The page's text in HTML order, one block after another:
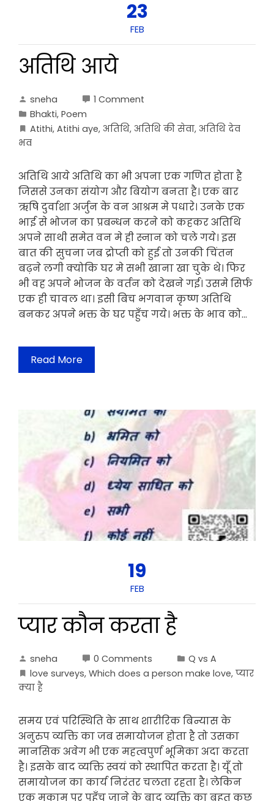
23
FEB
अतिथि आये
sneha
1 Comment
Bhakti, Poem
Atithi, Atithi aye, अतिथि, अतिथि की सेवा, अतिथि देव
भव
अतिथि आये अतिथि का भी अपना एक गणित होता है
जिससे उनका संयोग और बियोग बनता है। एक बार
ऋषि दुर्वाशा अर्जुन के वन आश्रम मे पधारे। उनके एक
भाई से भोजन का प्रबन्धन करने को कहकर अतिथि
अपने साथी समेत वन मे ही स्नान को चले गये। इस
बात की सुचना जब द्रोप्ती को हुई तो उनकी चिंतन
बढ़ने लगी क्योकि घर मे सभी खाना खा चुके थे। फिर
भी वह अपने भोजन के वर्तन को देखने गई। उसमे सिर्फ
एक ही चावल था। इसी बिच भगवान कृष्ण अतिथि
बनकर अपने भक्त के घर पहुँच गये। भक्त के भाव को…
Read More
19
FEB
प्यार कौन करता है
sneha 0 Comments
Q vs A
love surveys, Which does a person make love, प्यार
क्या है
समय एवं परिस्थिति के साथ शारीरिक बिन्यास के
अनुरुप व्यक्ति का जब समायोजन होता है तो उसका
मानसिक अवेग भी एक महत्वपुर्ण भूमिका अदा करता
है। इसके बाद व्यक्ति स्वयं को स्थापित करता है। यूँ तो
समायोजन का कार्य निरंतर चलता रहता है। लेकिन
एक मुकाम पर पहुँच जाने के बाद व्यक्ति का बहुत कुछ